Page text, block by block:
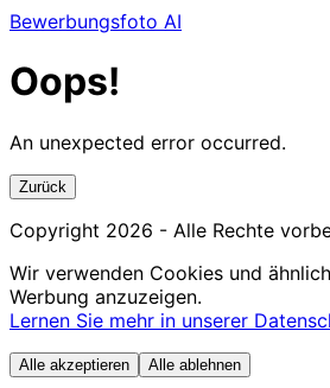
Bewerbungsfoto AI
Oops!
An unexpected error occurred.
Zurück
Copyright 2026 - Alle Rechte
Wir verwenden Cookies und
Werbung anzuzeigen.
Lernen Sie mehr in unserer
Alle akzeptieren Alle ablehnen